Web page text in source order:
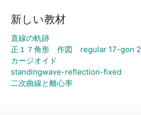
新しい教材
直線の軌跡
正１７角形 作図 regular 17-gon 2
カージオイド
standingwave-reflection-fixed
二次曲線と離心率